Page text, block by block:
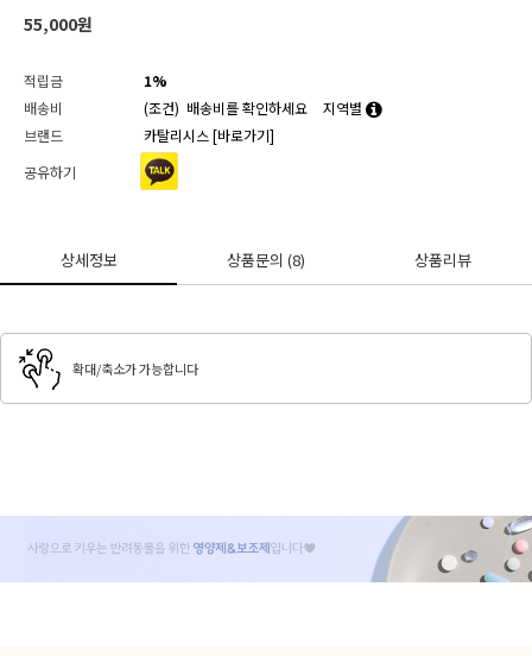
55,000원
적립금
1%
배송비
(조건) 배송비를 확인하세요
지역별
브랜드
카탈리시스 [바로가기]
공유하기
상세정보 상품문의 (8) 상품리뷰
확대/축소가 가능합니다